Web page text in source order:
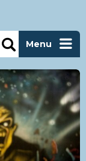
Menu